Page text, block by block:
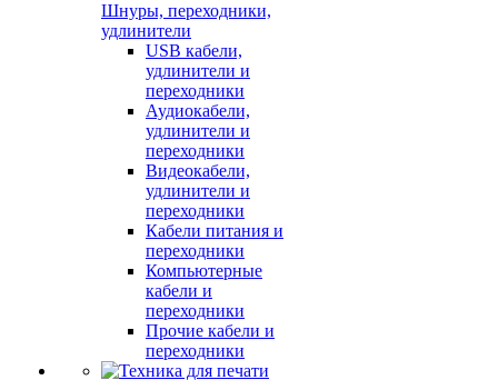
Шнуры, переходники,
удлинители
USB кабели,
удлинители и
переходники
Аудиокабели,
удлинители и
переходники
Видеокабели,
удлинители и
переходники
Кабели питания и
переходники
Компьютерные
кабели и
переходники
Прочие кабели и
переходники